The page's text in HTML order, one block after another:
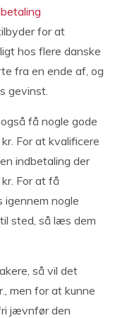
for at
hos flere danske
fra en ende af, og
gevinst.
få nogle gode
For at kvalificere
indbetaling der
For at få
igennem nogle
sted, så læs dem
så vil det
men for at kunne
jævnfør den